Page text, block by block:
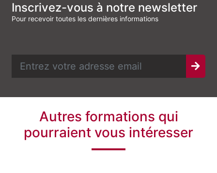
Inscrivez-vous à notre newsletter
Pour recevoir toutes les dernières informations
Autres formations qui
pourraient vous intéresser